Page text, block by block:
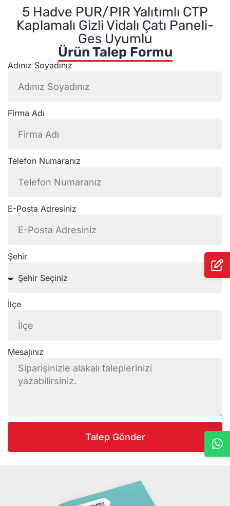
5 Hadve PUR/PIR Yalıtımlı CTP
Kaplamalı Gizli Vidalı Çatı Paneli-
Ges Uyumlu
Ürün Talep Formu
Adınız Soyadınız
Firma Adı
Telefon Numaranız
E-Posta Adresiniz
Şehir
İlçe
Mesajınız
Talep Gönder